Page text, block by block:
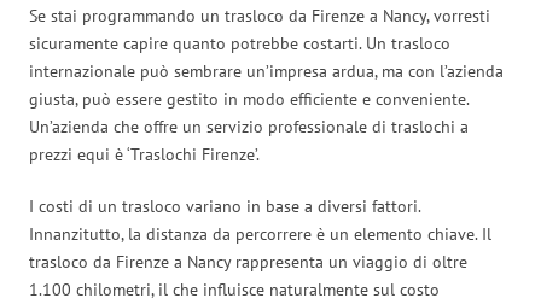
Se stai programmando un trasloco da Firenze a Nancy, vorresti
sicuramente capire quanto potrebbe costarti. Un trasloco
internazionale può sembrare un’impresa ardua, ma con l’azienda
giusta, può essere gestito in modo efficiente e conveniente.
Un’azienda che offre un servizio professionale di traslochi a
prezzi equi è ‘Traslochi Firenze’.
I costi di un trasloco variano in base a diversi fattori.
Innanzitutto, la distanza da percorrere è un elemento chiave. Il
trasloco da Firenze a Nancy rappresenta un viaggio di oltre
1.100 chilometri, il che influisce naturalmente sul costo